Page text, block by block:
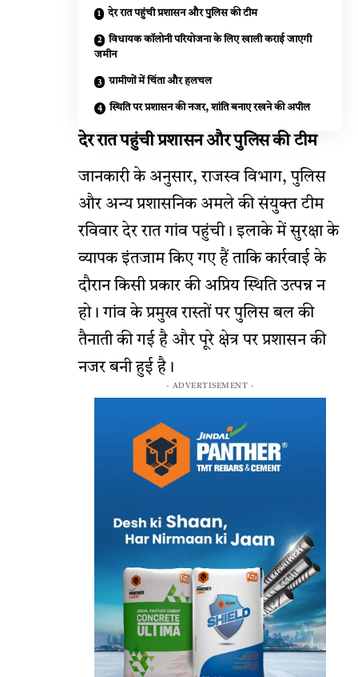
देर रात पहुंची प्रशासन और पुलिस की टीम
विधायक कॉलोनी परियोजना के लिए खाली कराई जाएगी
जमीन
ग्रामीणों में चिंता और हलचल
स्थिति पर प्रशासन की नजर, शांति बनाए रखने की अपील
देर रात पहुंची प्रशासन और पुलिस की टीम
जानकारी के अनुसार, राजस्व विभाग, पुलिस
और अन्य प्रशासनिक अमले की संयुक्त टीम
रविवार देर रात गांव पहुंची। इलाके में सुरक्षा के
व्यापक इंतजाम किए गए हैं ताकि कार्रवाई के
दौरान किसी प्रकार की अप्रिय स्थिति उत्पन्न न
हो। गांव के प्रमुख रास्तों पर पुलिस बल की
तैनाती की गई है और पूरे क्षेत्र पर प्रशासन की
नजर बनी हुई है।
- ADVERTISEMENT -